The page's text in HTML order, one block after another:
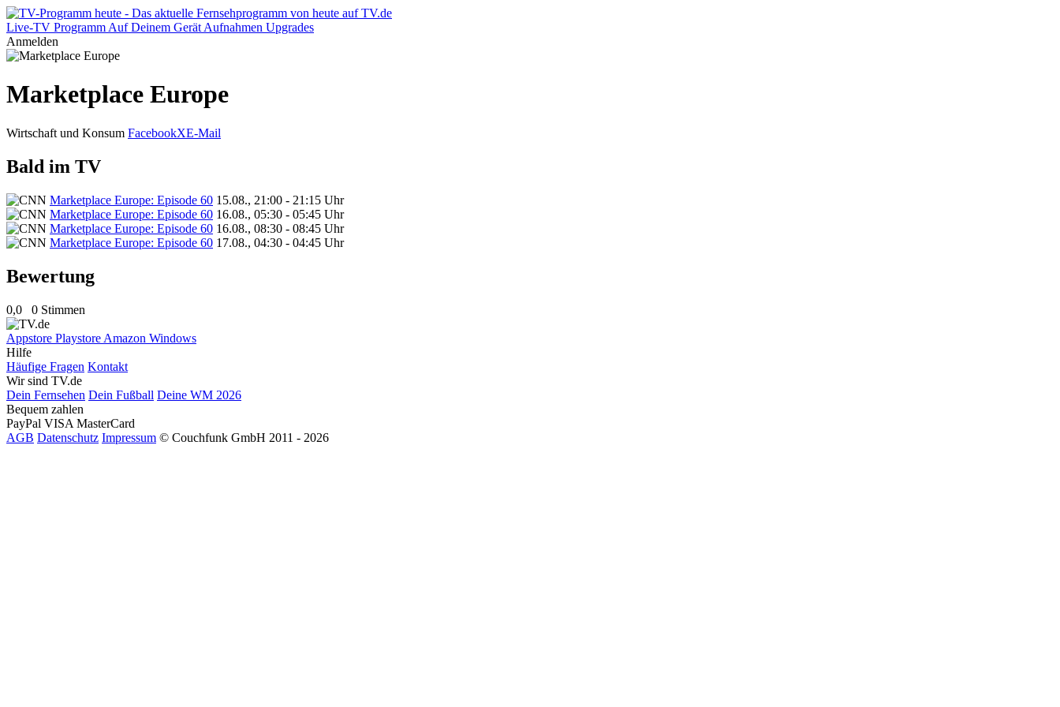
Live-TV Programm Auf Deinem Gerät Aufnahmen Upgrades
Anmelden
Marketplace Europe
Wirtschaft und Konsum FacebookXE-Mail
Bald im TV
Marketplace Europe: Episode 60 15.08., 21:00 - 21:15 Uhr
Marketplace Europe: Episode 60 16.08., 05:30 - 05:45 Uhr
Marketplace Europe: Episode 60 16.08., 08:30 - 08:45 Uhr
Marketplace Europe: Episode 60 17.08., 04:30 - 04:45 Uhr
Bewertung
0,0 0 Stimmen
Appstore Playstore Amazon Windows
Hilfe
Häufige Fragen Kontakt
Wir sind TV.de
Dein Fernsehen Dein Fußball Deine WM 2026
Bequem zahlen
PayPal VISA MasterCard
AGB Datenschutz Impressum © Couchfunk GmbH 2011 - 2026